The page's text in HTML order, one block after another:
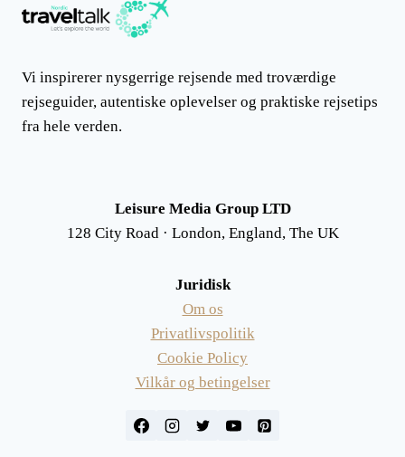
Vi inspirerer nysgerrige rejsende med troværdige
rejseguider, autentiske oplevelser og praktiske rejsetips
fra hele verden.
Leisure Media Group LTD
128 City Road · London, England, The UK
Juridisk
Om os
Privatlivspolitik
Cookie Policy
Vilkår og betingelser